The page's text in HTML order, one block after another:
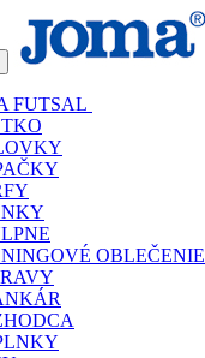
FUTSAL
OBLEČENIE